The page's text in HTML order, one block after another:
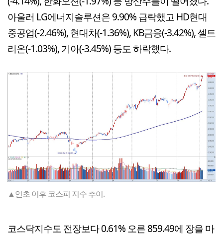
아울러 LG에너지솔루션은 9.90% 급락했고 HD현대
중공업(-2.46%), 현대차(-1.36%), KB금융(-3.42%), 셀트
리온(-1.03%), 기아(-3.45%) 등도 하락했다.
▲연초 이후 코스피 지수 추이.
코스닥지수도 전장보다 0.61% 오른 859.49에 장을 마